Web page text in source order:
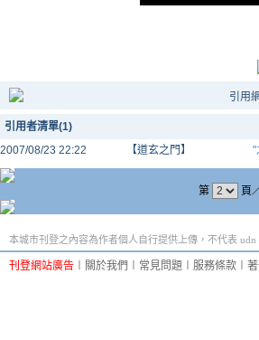
引用
引用者清單(1)
2007/08/23 22:22
【道玄之門】 "
第 頁
本城市刊登之內容為作者個人自行提供上傳，不代表 udn
刊登網站廣告 關於我們 常見問題 服務條款